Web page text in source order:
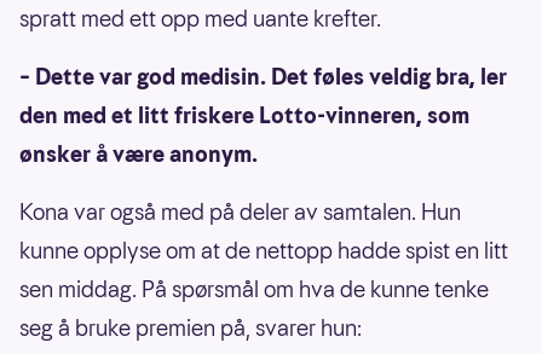
spratt med ett opp med uante krefter.
– Dette var god medisin. Det føles veldig bra, ler
den med et litt friskere Lotto-vinneren, som
ønsker å være anonym.
Kona var også med på deler av samtalen. Hun
kunne opplyse om at de nettopp hadde spist en litt
sen middag. På spørsmål om hva de kunne tenke
seg å bruke premien på, svarer hun: